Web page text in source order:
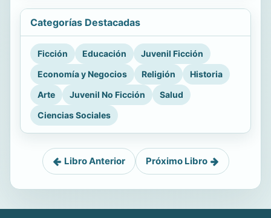
Categorías Destacadas
Ficción Educación
Juvenil Ficción
Economía y Negocios
Religión
Historia
Arte
Juvenil No Ficción
Salud
Ciencias Sociales
Libro Anterior Próximo Libro